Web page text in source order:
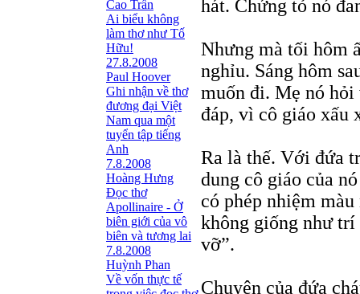
Cao Trần
Ai biểu không
làm thơ như Tố
Hữu!
27.8.2008
Paul Hoover
Ghi nhận về thơ
đương đại Việt
Nam qua một
tuyển tập tiếng
Anh
7.8.2008
Hoàng Hưng
Đọc thơ
Apollinaire - Ở
biên giới của vô
biên và tương lai
7.8.2008
Huỳnh Phan
Về vốn thực tế
hát. Chứng tỏ nó
Nhưng mà tối hôm
nghỉu. Sáng hôm
muốn đi. Mẹ nó hỏi
đáp, vì cô giáo xấu
Ra là thế. Với đứa
dung cô giáo của
có phép nhiệm
không giống như trí
vỡ”.
Chuyện của đứa